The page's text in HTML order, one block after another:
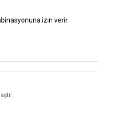
izin verir.